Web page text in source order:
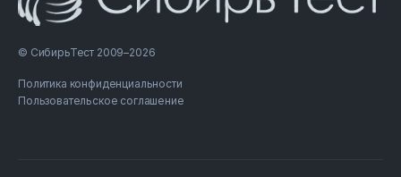
© СибирьТест 2009–2026
Политика конфиденциальности
Пользовательское соглашение